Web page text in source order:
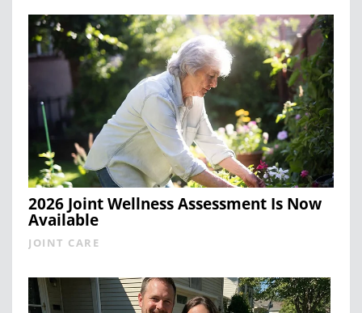
2026 Joint Wellness Assessment Is Now
Available
JOINT CARE